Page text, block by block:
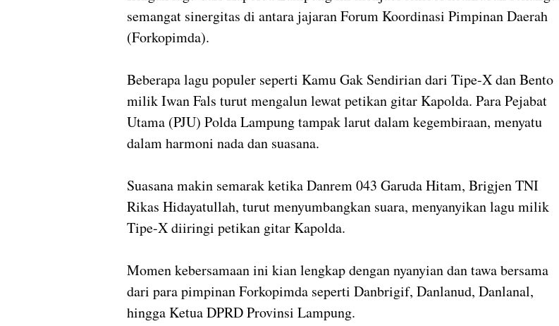
semangat sinergitas di antara jajaran Forum Koordinasi Pimpinan Daerah
(Forkopimda).
Beberapa lagu populer seperti Kamu Gak Sendirian dari Tipe-X dan Bento
milik Iwan Fals turut mengalun lewat petikan gitar Kapolda. Para Pejabat
Utama (PJU) Polda Lampung tampak larut dalam kegembiraan, menyatu
dalam harmoni nada dan suasana.
Suasana makin semarak ketika Danrem 043 Garuda Hitam, Brigjen TNI
Rikas Hidayatullah, turut menyumbangkan suara, menyanyikan lagu milik
Tipe-X diiringi petikan gitar Kapolda.
Momen kebersamaan ini kian lengkap dengan nyanyian dan tawa bersama
dari para pimpinan Forkopimda seperti Danbrigif, Danlanud, Danlanal,
hingga Ketua DPRD Provinsi Lampung.